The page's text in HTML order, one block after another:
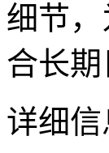
细节
合长期
详细信